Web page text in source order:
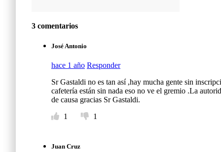
3 comentarios
José Antonio
hace 1 año Responder
Sr Gastaldi no es tan así ,hay mucha gente sin
cafetería están sin nada eso no ve el gremio .La
de causa gracias Sr Gastaldi.
1
1
Juan Cruz